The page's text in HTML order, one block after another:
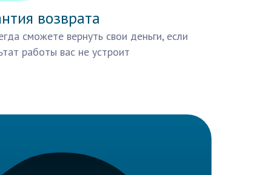
возврата
сможете вернуть свои деньги, если
работы вас не устроит